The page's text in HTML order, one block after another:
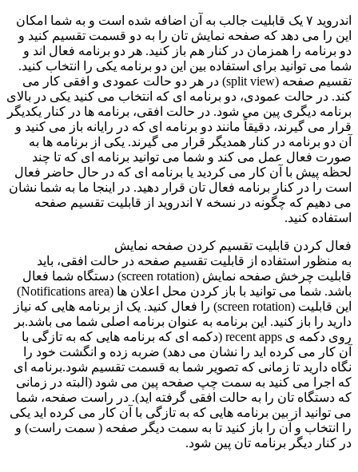
اندروید ۷ یک قابلیت جالب به آن اضافه شده است و به شما امکان
این را می دهد که صفحه نمایش تان را به دو قسمت تقسیم کنید و
دو برنامه را همزمان در کنار هم باز کنید. هر دو برنامه فعال اند و
شما می توانید برای استفاده بین این دو برنامه یکی را انتخاب کنید.
تقسیم صفحه (split view) در هر دو حالت عمودی و افقی کار می
کند. در حالت عمودی، دو برنامه ای که انتخاب می کنید یکی در بالای
برنامه دیگری پین می شود. در حالت افقی، برنامه ها در کنار یکدیگر
قرار می گیرند، دقیقاً مانند دو برنامه ای که در رایانه باز می کنید و
آن دو برنامه در کنار همدیگر قرار می گیرند. یکی از برنامه ها به
صورت فعال عمل می کند و شما می توانید برنامه ای که تا چند
لحظه پیش با آن کار می کردید یا برنامه ای که در حال حاضر فعال
است را در کنار برنامه فعال تان قرار دهید. در اینجا ما به شما نشان
می دهیم که چگونه در نسخه ۷ اندروید از قابلیت تقسیم صفحه
استفاده کنید.
فعال کردن قابلیت تقسیم کردن صفحه نمایش
به منظور استفاده از قابلیت تقسیم صفحه در حالت افقی، باید
قابلیت چرخش صفحه نمایش (screen rotation) دستگاه شما فعال
باشد. شما می توانید با باز کردن محل اعلان ها (Notifications area)
این قابلیت (screen rotation) را فعال کنید. یک از برنامه هایی که نیاز
دارید را باز کنید. این برنامه به عنوان برنامه اصلی شما می باشد.بر
روی دکمه ی recent apps (دکمه ای که برنامه هایی که به تازگی با
آن کار می کرده اید را نشان می دهد) ضربه زده و انگشت خود را
نگاه دارید تا زمانی که تصویر شما به قسمت تقسیم شود.برنامه ای
که اجرا می کنید به سمت چپ صفحه پین می شود (البته در زمانی
که دستگاه تان را به حالت افقی گرفته اید). در راست صفحه، شما
می توانید از بین برنامه هایی که به تازگی با آن کار می کرده اید یکی
را انتخاب و آن را باز کنید تا به سمت دیگر صفحه ( سمت راست) و
در کنار دیگر برنامه تان پین شود.